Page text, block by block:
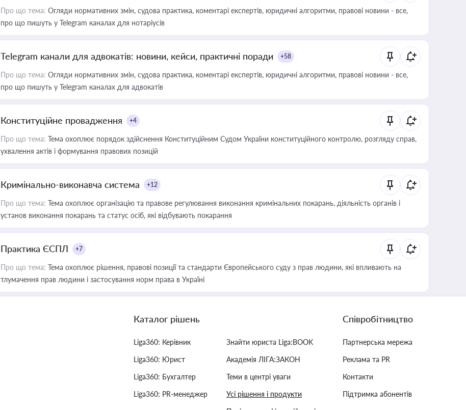
Про що тема: Огляди нормативних змін, судова практика, коментарі експертів, юридичні алгоритми, правові новини - все,
про що пишуть у Telegram каналах для нотаріусів
Telegram канали для адвокатів: новини, кейси, практичні поради +58
Про що тема: Огляди нормативних змін, судова практика, коментарі експертів, юридичні алгоритми, правові новини - все,
про що пишуть у Telegram каналах для адвокатів
Конституційне провадження +4
Про що тема: Тема охоплює порядок здійснення Конституційним Судом України конституційного контролю, розгляду справ,
ухвалення актів і формування правових позицій
Кримінально-виконавча система +12
Про що тема: Тема охоплює організацію та правове регулювання виконання кримінальних покарань, діяльність органів і
установ виконання покарань та статус осіб, які відбувають покарання
Практика ЄСПЛ +7
Про що тема: Тема охоплює рішення, правові позиції та стандарти Європейського суду з прав людини, які впливають на
тлумачення прав людини і застосування норм права в Україні
Каталог рішень
Liga360: Керівник
Liga360: Юрист
Liga360: Бухгалтер
Liga360: PR-менеджер
Знайти юриста Liga:BOOK
Академія ЛІГА:ЗАКОН
Теми в центрі уваги
Усі рішення і продукти
Співробітництво
Партнерська мережа
Реклама та PR
Контакти
Підтримка абонентів